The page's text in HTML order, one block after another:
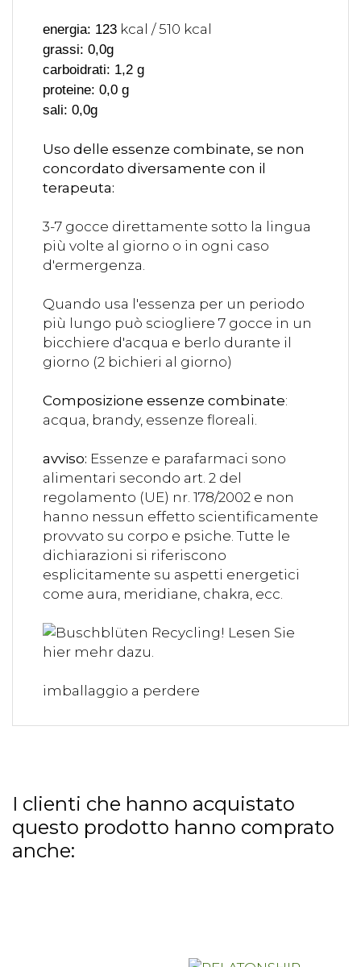
energia: 123 kcal / 510 kcal
grassi: 0,0g
carboidrati: 1,2 g
proteine: 0,0 g
sali: 0,0g
Uso delle essenze combinate, se non
concordato diversamente con il
terapeuta:
3-7 gocce direttamente sotto la lingua
più volte al giorno o in ogni caso
d'ermergenza.
Quando usa l'essenza per un periodo
più lungo può sciogliere 7 gocce in un
bicchiere d'acqua e berlo durante il
giorno (2 bichieri al giorno)
Composizione essenze combinate:
acqua, brandy, essenze floreali.
avviso: Essenze e parafarmaci sono
alimentari secondo art. 2 del
regolamento (UE) nr. 178/2002 e non
hanno nessun effetto scientificamente
provvato su corpo e psiche. Tutte le
dichiarazioni si riferiscono
esplicitamente su aspetti energetici
come aura, meridiane, chakra, ecc.
imballaggio a perdere
I clienti che hanno acquistato
questo prodotto hanno comprato
anche: